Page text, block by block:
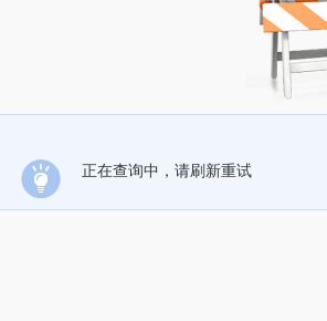
正在查询中，请刷新重试